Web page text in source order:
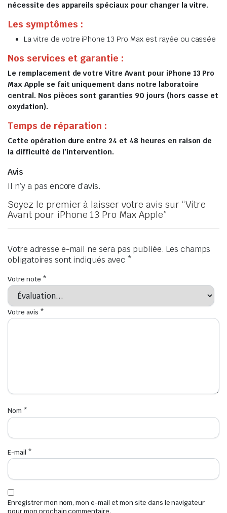
nécessite des appareils spéciaux pour changer la vitre.
Les symptômes :
La vitre de votre iPhone 13 Pro Max est rayée ou cassée
Nos services et garantie :
Le remplacement de votre Vitre Avant pour iPhone 13 Pro
Max Apple se fait uniquement dans notre laboratoire
central. Nos pièces sont garanties 90 jours (hors casse et
oxydation).
Temps de réparation :
Cette opération dure entre 24 et 48 heures en raison de
la difficulté de l’intervention.
Avis
Il n’y a pas encore d’avis.
Soyez le premier à laisser votre avis sur “Vitre
Avant pour iPhone 13 Pro Max Apple”
Votre adresse e-mail ne sera pas publiée. Les champs
obligatoires sont indiqués avec *
Votre note *
Votre avis *
Nom *
E-mail *
Enregistrer mon nom, mon e-mail et mon site dans le navigateur
pour mon prochain commentaire.